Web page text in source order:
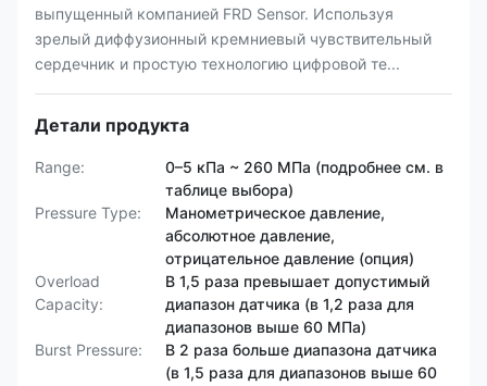
выпущенный компанией FRD Sensor. Используя
зрелый диффузионный кремниевый чувствительный
сердечник и простую технологию цифровой те...
Детали продукта
Range:
0–5 кПа ~ 260 МПа (подробнее см. в
таблице выбора)
Pressure Type:
Манометрическое давление,
абсолютное давление,
отрицательное давление (опция)
Overload
Capacity:
В 1,5 раза превышает допустимый
диапазон датчика (в 1,2 раза для
диапазонов выше 60 МПа)
Burst Pressure:
В 2 раза больше диапазона датчика
(в 1,5 раза для диапазонов выше 60